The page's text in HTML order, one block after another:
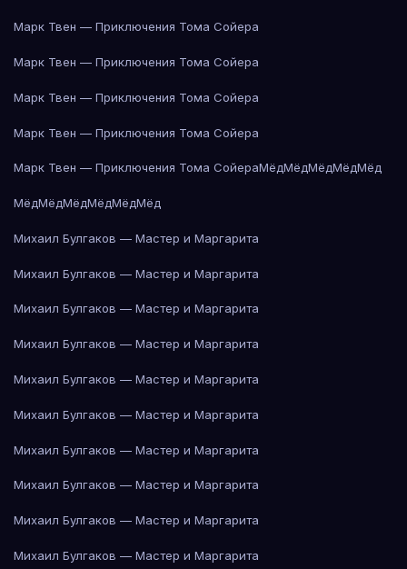
Марк Твен — Приключения Тома Сойера
Марк Твен — Приключения Тома Сойера
Марк Твен — Приключения Тома Сойера
Марк Твен — Приключения Тома Сойера
Марк Твен — Приключения Тома СойераМёдМёдМёдМёдМёд
МёдМёдМёдМёдМёдМёд
Михаил Булгаков — Мастер и Маргарита
Михаил Булгаков — Мастер и Маргарита
Михаил Булгаков — Мастер и Маргарита
Михаил Булгаков — Мастер и Маргарита
Михаил Булгаков — Мастер и Маргарита
Михаил Булгаков — Мастер и Маргарита
Михаил Булгаков — Мастер и Маргарита
Михаил Булгаков — Мастер и Маргарита
Михаил Булгаков — Мастер и Маргарита
Михаил Булгаков — Мастер и Маргарита